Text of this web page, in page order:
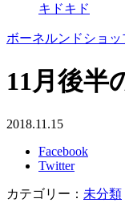
キドキド
ボーネルンドショ
11月後半
2018.11.15
Facebook
Twitter
カテゴリー： 未分類